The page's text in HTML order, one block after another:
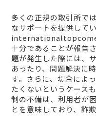
多くの正規の取引所で
なサポートを提供して
十分であることが報告
題が発生した際には、
あったり、問題解決に
す。さらに、場合によ
たくないというケース
制の不備は、利用者が
とを意味しており、詐